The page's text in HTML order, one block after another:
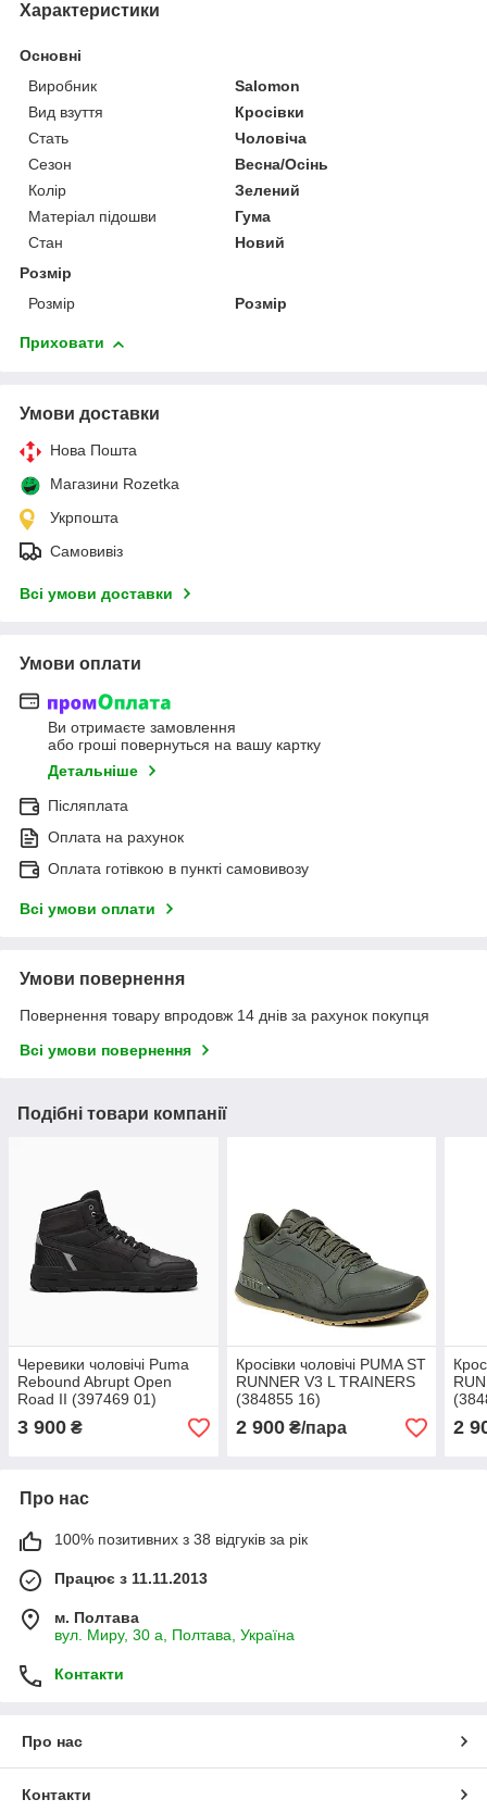
Характеристики
Основні
Виробник
Salomon
Вид взуття
Кросівки
Стать
Чоловіча
Сезон
Весна/Осінь
Колір
Зелений
Матеріал підошви
Гума
Стан
Новий
Розмір
Розмір
Розмір
Приховати
Умови доставки
Нова Пошта
Магазини Rozetka
Укрпошта
Самовивіз
Всі умови доставки
Умови оплати
Ви отримаєте замовлення
або гроші повернуться на вашу картку
Детальніше
Післяплата
Оплата на рахунок
Оплата готівкою в пункті самовивозу
Всі умови оплати
Умови повернення
Повернення товару впродовж 14 днів за рахунок покупця
Всі умови повернення
Подібні товари компанії
Черевики чоловічі Puma
Rebound Abrupt Open
Road II (397469 01)
3 900 ₴
Кросівки чоловічі PUMA ST
RUNNER V3 L TRAINERS
(384855 16)
2 900₴/пара 2
Про нас
100% позитивних з 38 відгуків за рік
Працює з 11.11.2013
м. Полтава
вул. Миру, 30 а, Полтава, Україна
Контакти
Про нас
Контакти